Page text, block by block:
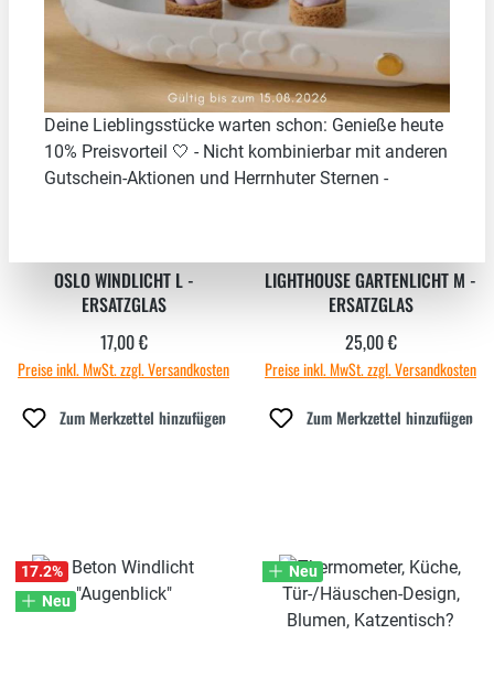
OSLO WINDLICHT L -
ERSATZGLAS
Regulärer Preis:
17,00 €
Preise inkl. MwSt. zzgl. Versandkosten
Zum Merkzettel hinzufügen
Neu
LIGHTHOUSE GARTENLICHT M -
ERSATZGLAS
Regulärer Preis:
25,00 €
Preise inkl. MwSt. zzgl. Versandkosten
Zum Merkzettel hinzufügen
17.2%
Neu
Neu
Deine Lieblingsstücke warten schon: Genieße heute
10% Preisvorteil 🤍 - Nicht kombinierbar mit anderen
Gutschein-Aktionen und Herrnhuter Sternen -